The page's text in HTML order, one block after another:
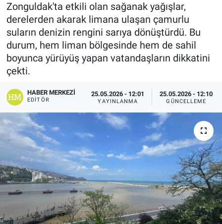
Zonguldak'ta etkili olan sağanak yağışlar,
derelerden akarak limana ulaşan çamurlu
suların denizin rengini sarıya dönüştürdü. Bu
durum, hem liman bölgesinde hem de sahil
boyunca yürüyüş yapan vatandaşların dikkatini
çekti.
HABER MERKEZI
EDITÖR
25.05.2026 - 12:01
YAYINLANMA
25.05.2026 - 12:10
GÜNCELLEME